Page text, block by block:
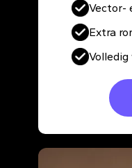
Vector-
Extra
Volledig